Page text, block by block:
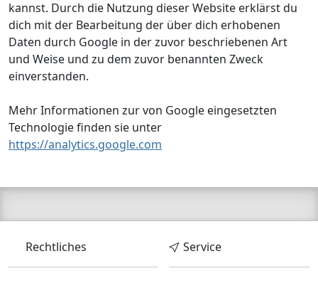
kannst. Durch die Nutzung dieser Website erklärst du
dich mit der Bearbeitung der über dich erhobenen
Daten durch Google in der zuvor beschriebenen Art
und Weise und zu dem zuvor benannten Zweck
einverstanden.
Mehr Informationen zur von Google eingesetzten
Technologie finden sie unter
https://analytics.google.com
Rechtliches Service